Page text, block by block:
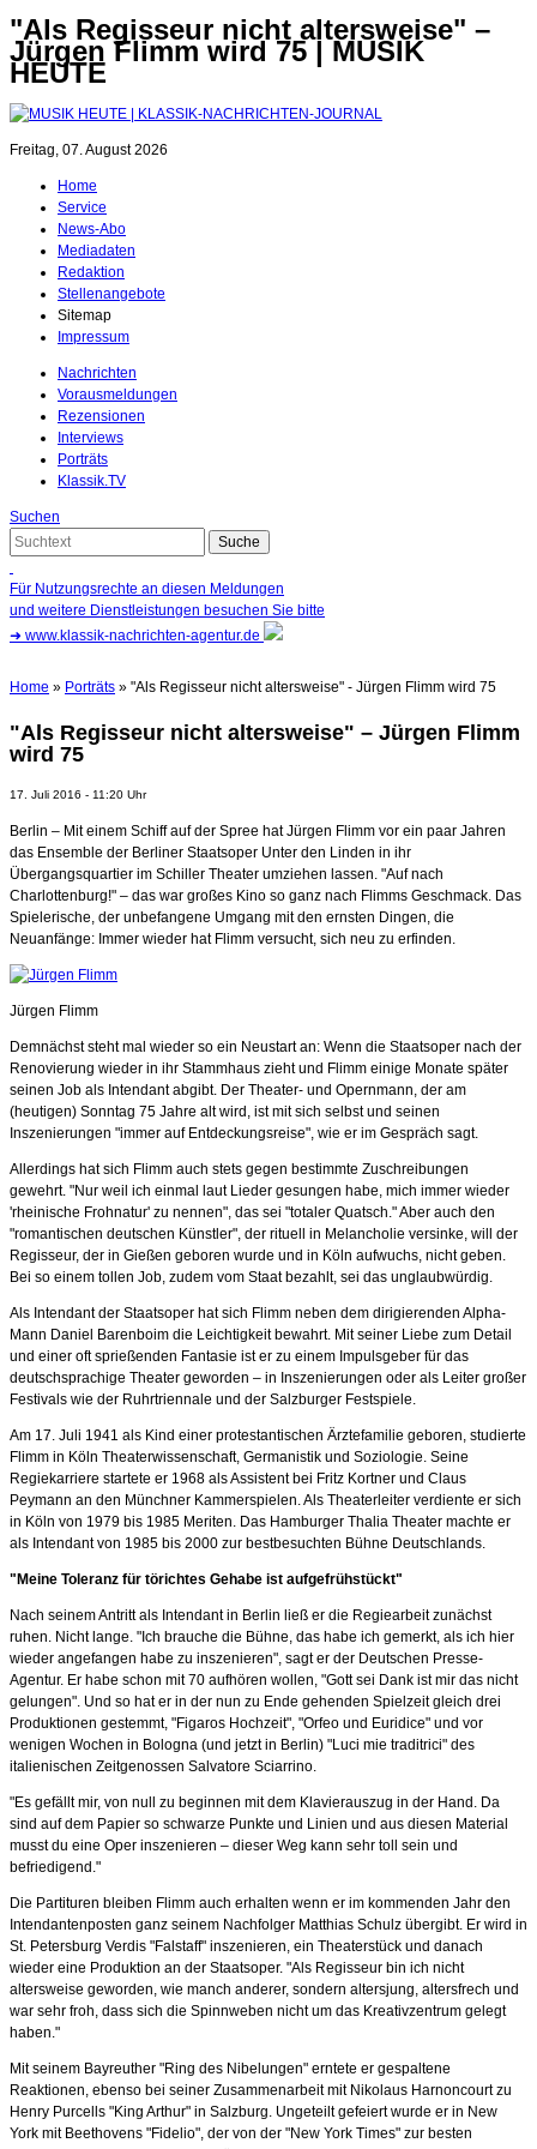
"Als Regisseur nicht altersweise" –
Jürgen Flimm wird 75 | MUSIK
HEUTE
Freitag, 07. August 2026
Home
Service
News-Abo
Mediadaten
Redaktion
Stellenangebote
Sitemap
Impressum
Nachrichten
Vorausmeldungen
Rezensionen
Interviews
Porträts
Klassik.TV
Suchen
Für Nutzungsrechte an diesen Meldungen
und weitere Dienstleistungen besuchen Sie bitte
➜ www.klassik-nachrichten-agentur.de
Home » Porträts » "Als Regisseur nicht altersweise" - Jürgen Flimm wird 75
"Als Regisseur nicht altersweise" – Jürgen Flimm
wird 75
17. Juli 2016 - 11:20 Uhr
Berlin – Mit einem Schiff auf der Spree hat Jürgen Flimm vor ein paar Jahren
das Ensemble der Berliner Staatsoper Unter den Linden in ihr
Übergangsquartier im Schiller Theater umziehen lassen. "Auf nach
Charlottenburg!" – das war großes Kino so ganz nach Flimms Geschmack. Das
Spielerische, der unbefangene Umgang mit den ernsten Dingen, die
Neuanfänge: Immer wieder hat Flimm versucht, sich neu zu erfinden.
Jürgen Flimm
Demnächst steht mal wieder so ein Neustart an: Wenn die Staatsoper nach der
Renovierung wieder in ihr Stammhaus zieht und Flimm einige Monate später
seinen Job als Intendant abgibt. Der Theater- und Opernmann, der am
(heutigen) Sonntag 75 Jahre alt wird, ist mit sich selbst und seinen
Inszenierungen "immer auf Entdeckungsreise", wie er im Gespräch sagt.
Allerdings hat sich Flimm auch stets gegen bestimmte Zuschreibungen
gewehrt. "Nur weil ich einmal laut Lieder gesungen habe, mich immer wieder
'rheinische Frohnatur' zu nennen", das sei "totaler Quatsch." Aber auch den
"romantischen deutschen Künstler", der rituell in Melancholie versinke, will der
Regisseur, der in Gießen geboren wurde und in Köln aufwuchs, nicht geben.
Bei so einem tollen Job, zudem vom Staat bezahlt, sei das unglaubwürdig.
Als Intendant der Staatsoper hat sich Flimm neben dem dirigierenden Alpha-
Mann Daniel Barenboim die Leichtigkeit bewahrt. Mit seiner Liebe zum Detail
und einer oft sprießenden Fantasie ist er zu einem Impulsgeber für das
deutschsprachige Theater geworden – in Inszenierungen oder als Leiter großer
Festivals wie der Ruhrtriennale und der Salzburger Festspiele.
Am 17. Juli 1941 als Kind einer protestantischen Ärztefamilie geboren, studierte
Flimm in Köln Theaterwissenschaft, Germanistik und Soziologie. Seine
Regiekarriere startete er 1968 als Assistent bei Fritz Kortner und Claus
Peymann an den Münchner Kammerspielen. Als Theaterleiter verdiente er sich
in Köln von 1979 bis 1985 Meriten. Das Hamburger Thalia Theater machte er
als Intendant von 1985 bis 2000 zur bestbesuchten Bühne Deutschlands.
"Meine Toleranz für törichtes Gehabe ist aufgefrühstückt"
Nach seinem Antritt als Intendant in Berlin ließ er die Regiearbeit zunächst
ruhen. Nicht lange. "Ich brauche die Bühne, das habe ich gemerkt, als ich hier
wieder angefangen habe zu inszenieren", sagt er der Deutschen Presse-
Agentur. Er habe schon mit 70 aufhören wollen, "Gott sei Dank ist mir das nicht
gelungen". Und so hat er in der nun zu Ende gehenden Spielzeit gleich drei
Produktionen gestemmt, "Figaros Hochzeit", "Orfeo und Euridice" und vor
wenigen Wochen in Bologna (und jetzt in Berlin) "Luci mie traditrici" des
italienischen Zeitgenossen Salvatore Sciarrino.
"Es gefällt mir, von null zu beginnen mit dem Klavierauszug in der Hand. Da
sind auf dem Papier so schwarze Punkte und Linien und aus diesen Material
musst du eine Oper inszenieren – dieser Weg kann sehr toll sein und
befriedigend."
Die Partituren bleiben Flimm auch erhalten wenn er im kommenden Jahr den
Intendantenposten ganz seinem Nachfolger Matthias Schulz übergibt. Er wird in
St. Petersburg Verdis "Falstaff" inszenieren, ein Theaterstück und danach
wieder eine Produktion an der Staatsoper. "Als Regisseur bin ich nicht
altersweise geworden, wie manch anderer, sondern altersjung, altersfrech und
war sehr froh, dass sich die Spinnweben nicht um das Kreativzentrum gelegt
haben."
Mit seinem Bayreuther "Ring des Nibelungen" erntete er gespaltene
Reaktionen, ebenso bei seiner Zusammenarbeit mit Nikolaus Harnoncourt zu
Henry Purcells "King Arthur" in Salzburg. Ungeteilt gefeiert wurde er in New
York mit Beethovens "Fidelio", der von der "New York Times" zur besten